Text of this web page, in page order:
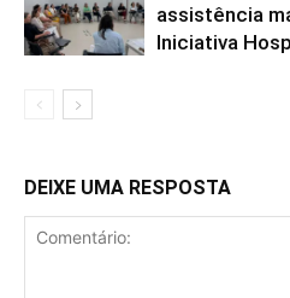
assistência
Iniciativa
DEIXE UMA RESPOSTA